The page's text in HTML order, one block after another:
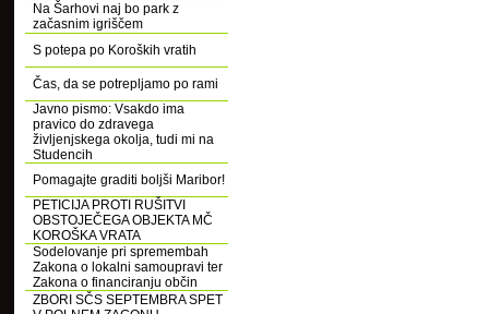
Na Šarhovi naj bo park z
začasnim igriščem
S potepa po Koroških vratih
Čas, da se potrepljamo po rami
Javno pismo: Vsakdo ima
pravico do zdravega
življenjskega okolja, tudi mi na
Studencih
Pomagajte graditi boljši Maribor!
PETICIJA PROTI RUŠITVI
OBSTOJEČEGA OBJEKTA MČ
KOROŠKA VRATA
Sodelovanje pri spremembah
Zakona o lokalni samoupravi ter
Zakona o financiranju občin
ZBORI SČS SEPTEMBRA SPET